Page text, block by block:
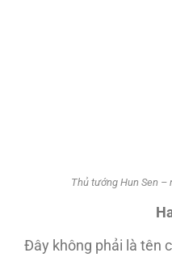
Thủ tướng Hun Sen
Ðây không phải là tên